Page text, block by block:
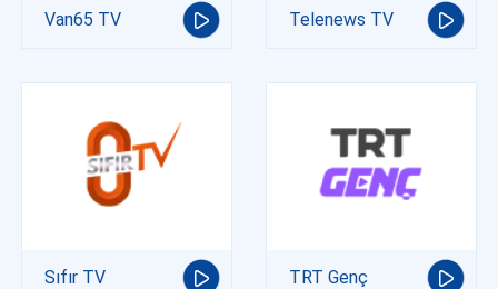
Van65 TV Telenews TV
Sıfır TV TRT Genç